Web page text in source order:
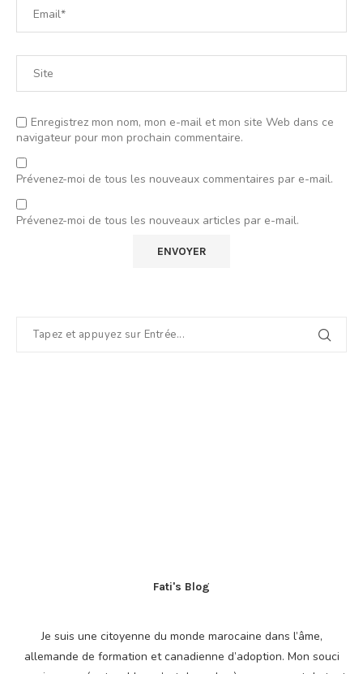
Enregistrez mon nom, mon e-mail et mon site Web dans ce
navigateur pour mon prochain commentaire.
Prévenez-moi de tous les nouveaux commentaires par e-mail.
Prévenez-moi de tous les nouveaux articles par e-mail.
Fati's Blog
Je suis une citoyenne du monde marocaine dans l’âme,
allemande de formation et canadienne d’adoption. Mon souci